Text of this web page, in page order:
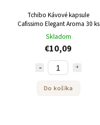
Tchibo Kávové kapsule
Cafissimo Elegant Aroma 30 ks
Skladom
€10,09
Do košíka